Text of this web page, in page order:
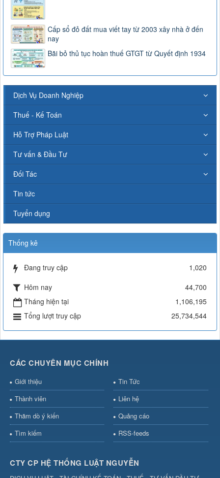
Cấp sổ đỏ đất mua viết tay từ 2003 xây nhà ở đến
nay
Bãi bỏ thủ tục hoàn thuế GTGT từ Quyết định 1934
Dịch Vụ Doanh Nghiệp
Thuế - Kế Toán
Hỗ Trợ Pháp Luật
Tư vấn & Đầu Tư
Đối Tác
Tin tức
Tuyển dụng
Thống kê
Đang truy cập
1,020
Hôm nay
44,700
Tháng hiện tại
1,106,195
Tổng lượt truy cập
25,734,544
CÁC CHUYÊN MỤC CHÍNH
Giới thiệu
Tin Tức
Thành viên
Liên hệ
Thăm dò ý kiến
Quảng cáo
Tìm kiếm
RSS-feeds
CTY CP HỆ THỐNG LUẬT NGUYỄN